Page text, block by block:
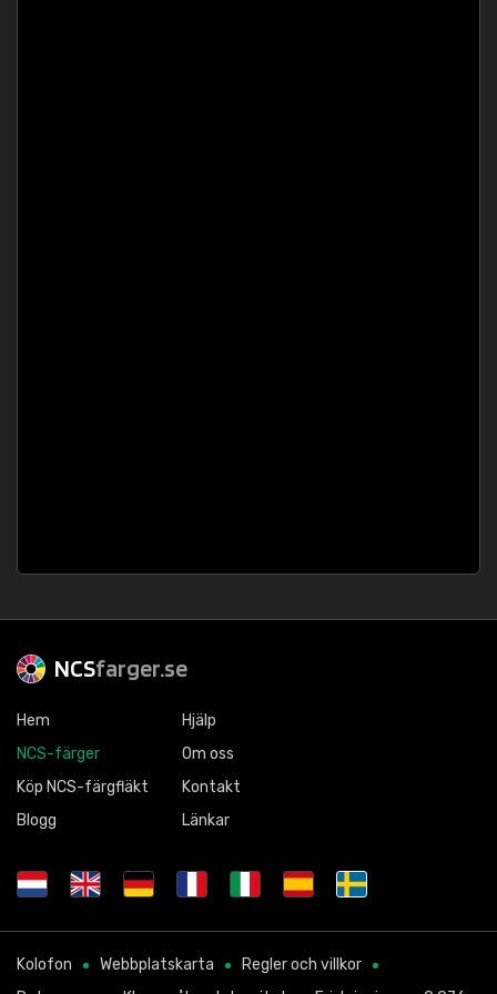
NCSfarger.se
Hem
NCS-färger
Köp NCS-färgfläkt
Blogg
Hjälp
Om oss
Kontakt
Länkar
Kolofon Webbplatskarta
Regler och villkor